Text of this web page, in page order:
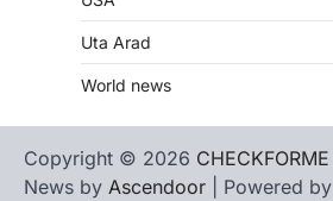
Uta Arad
World news
Copyright © 2026 CHECKFORME
News by Ascendoor | Powered by